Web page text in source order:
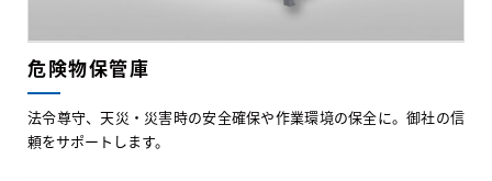
危険物保管庫
法令尊守、天災・災害時の安全確保や作業環境の保全に。御社の信
頼をサポートします。